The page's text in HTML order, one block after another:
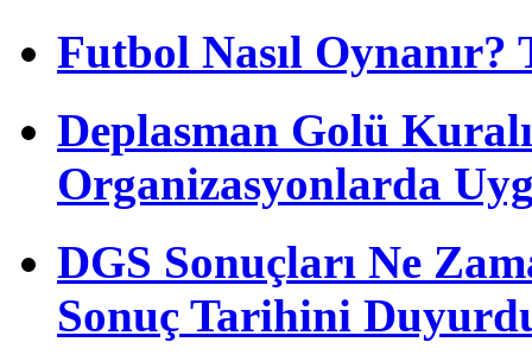
Futbol Nasıl
Deplasman Golü
Organizasyonlarda
DGS Sonuçları Ne
Sonuç Tarihini